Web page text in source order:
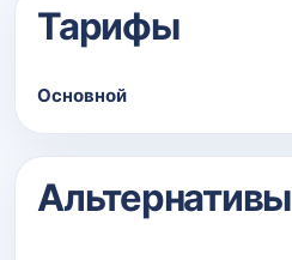
Тарифы
Основной
Альтернативы